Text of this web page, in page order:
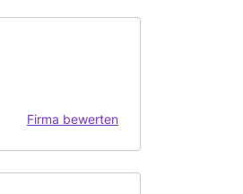
Firma bewerten